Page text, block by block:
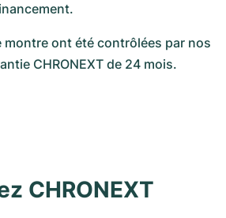
montre ont été contrôlées par nos
CHRONEXT de 24 mois.
CHRONEXT